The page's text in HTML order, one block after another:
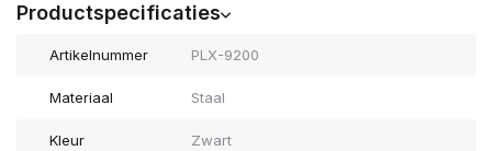
Productspecificaties
Artikelnummer PLX-9200
Materiaal Staal
Kleur Zwart